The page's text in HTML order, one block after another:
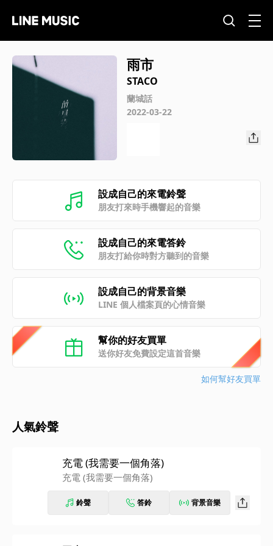
雨市
STACO
蘭城話
2022-03-22
設成自己的來電鈴聲
朋友打來時手機響起的音樂
設成自己的來電答鈴
朋友打給你時對方聽到的音樂
設成自己的背景音樂
LINE 個人檔案頁的心情音樂
幫你的好友買單
送你好友免費設定這首音樂
如何幫好友買單
人氣鈴聲
充電 (我需要一個角落)
充電 (我需要一個角落)
鈴聲 答鈴 背景音樂